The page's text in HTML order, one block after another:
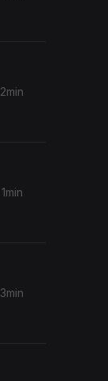
2min
1min
3min